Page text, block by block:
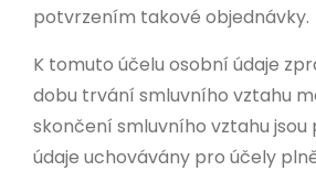
potvrzením takové objednávky.
K tomuto účelu osobní údaje
dobu trvání smluvního vztahu
skončení smluvního vztahu
údaje uchovávány pro účely